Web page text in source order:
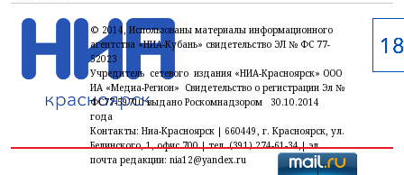
© 2014, Использованы материалы информационного
агентства «НИА-Кубань» свидетельство ЭЛ № ФС 77-
52023
Учредитель сетевого издания «НИА-Красноярск» ООО
ИА «Медиа-Регион» Свидетельство о регистрации Эл №
ФС77-59710 выдано Роскомнадзором 30.10.2014
года
Контакты: Ниа-Красноярск | 660449, г. Красноярск, ул.
Белинского, 1, офис 700 | тел. (391) 274-61-34,| эл.
почта редакции: nia12@yandex.ru